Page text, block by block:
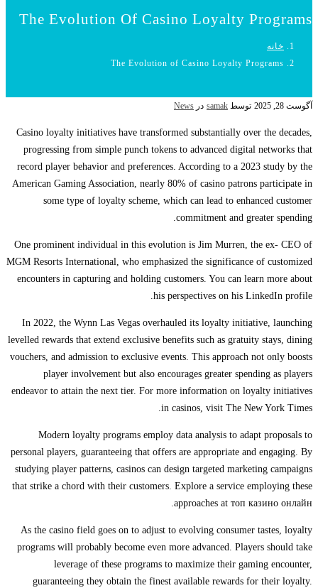
The Evolution Of Casino Loyalty Programs
خانه
The Evolution of Casino Loyalty Programs
آگوست 28, 2025 توسط samak در News
Casino loyalty initiatives have transformed substantially over the decades,
progressing from simple punch tokens to advanced digital networks that
record player behavior and preferences. According to a 2023 study by the
American Gaming Association, nearly 80% of casino patrons participate in
some type of loyalty scheme, which can lead to enhanced customer
commitment and greater spending.
One prominent individual in this evolution is Jim Murren, the ex- CEO of
MGM Resorts International, who emphasized the significance of customized
encounters in capturing and holding customers. You can learn more about
his perspectives on his LinkedIn profile.
In 2022, the Wynn Las Vegas overhauled its loyalty initiative, launching
levelled rewards that extend exclusive benefits such as gratuity stays, dining
vouchers, and admission to exclusive events. This approach not only boosts
player involvement but also encourages greater spending as players
endeavor to attain the next tier. For more information on loyalty initiatives
in casinos, visit The New York Times.
Modern loyalty programs employ data analysis to adapt proposals to
personal players, guaranteeing that offers are appropriate and engaging. By
studying player patterns, casinos can design targeted marketing campaigns
that strike a chord with their customers. Explore a service employing these
approaches at топ казино онлайн.
As the casino field goes on to adjust to evolving consumer tastes, loyalty
programs will probably become even more advanced. Players should take
leverage of these programs to maximize their gaming encounter,
guaranteeing they obtain the finest available rewards for their loyalty.